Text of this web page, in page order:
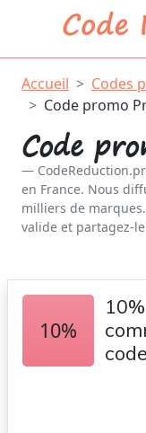
Accueil Codes
Code promo
Code
en France. Nous
milliers de
valide et partagez-
10%